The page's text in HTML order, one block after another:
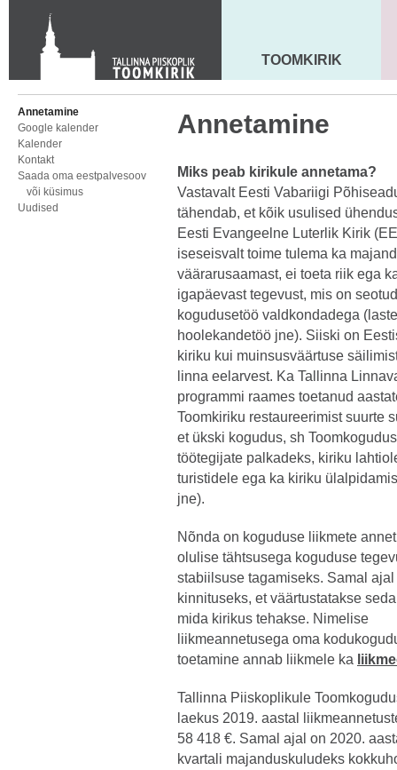
KONTAKT
Toom-Kooli 6, 10130 TALLINN
tallinna.toom@eelk.ee
MAARJA KIRIK
TOOMKIRIK
Annetamine
Google kalender
Kalender
Kontakt
Saada oma eestpalvesoov
või küsimus
Uudised
Annetamine
Miks peab kirikule annetama?
Vastavalt Eesti Vabariigi
tähendab, et kõik usulised
Eesti Evangeelne Luterlik Kirik
iseseisvalt toime tulema ka
väärarusaamast, ei toeta riik ega
igapäevast tegevust, mis on
kogudusetöö valdkondadega
hoolekandetöö jne). Siiski on
kiriku kui muinsusväärtuse
linna eelarvest. Ka Tallinna
programmi raames toetanud
Toomkiriku restaureerimist suurte
et ükski kogudus, sh
töötegijate palkadeks, kiriku
turistidele ega ka kiriku
jne).
Nõnda on koguduse liikmete
olulise tähtsusega koguduse
stabiilsuse tagamiseks. Samal
kinnituseks, et väärtustatakse
mida kirikus tehakse. Nimelise
liikmeannetusega oma
toetamine annab liikmele ka
Tallinna Piiskoplikule
laekus 2019. aastal
58 418 €. Samal ajal on 2020.
kvartali majanduskuludeks